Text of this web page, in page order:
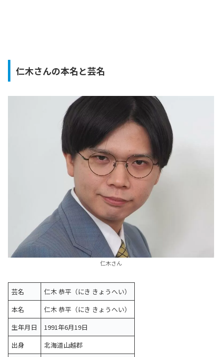
仁木さんの本名と芸名
仁木さん
芸名
仁木 恭平（にき きょうへい）
本名
仁木 恭平（にき きょうへい）
生年月日
1991年6月19日
出身
北海道山越郡